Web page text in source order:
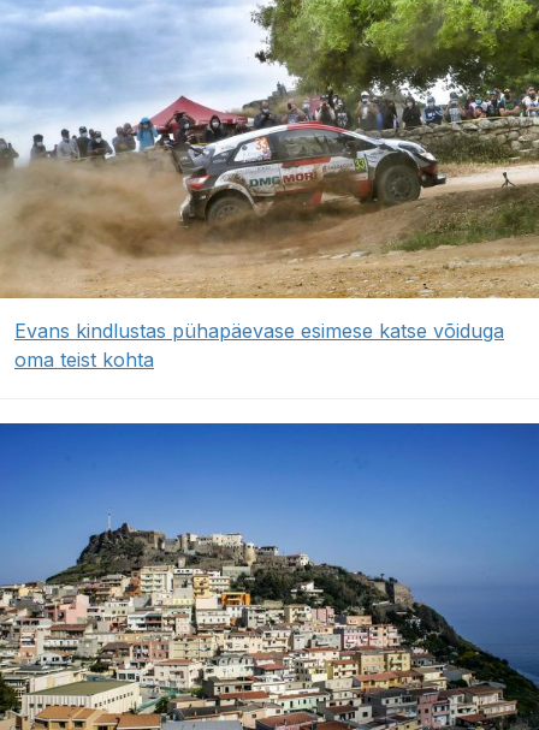
Evans kindlustas pühapäevase esimese katse võiduga
oma teist kohta